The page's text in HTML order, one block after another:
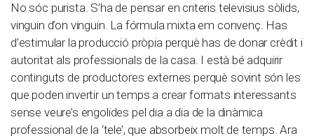
No sóc purista. S’ha de pensar en criteris televisius sòlids,
vinguin d’on vinguin. La fórmula mixta em convenç. Has
d’estimular la producció pròpia perquè has de donar crèdit i
autoritat als professionals de la casa. I està bé adquirir
continguts de productores externes perquè sovint són les
que poden invertir un temps a crear formats interessants
sense veure’s engolides pel dia a dia de la dinàmica
professional de la ‘tele’, que absorbeix molt de temps. Ara